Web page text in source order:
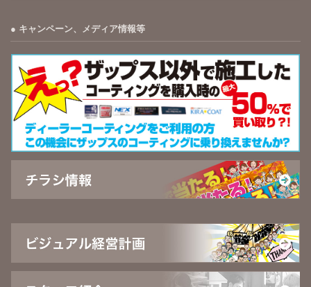
キャンペーン、メディア情報等